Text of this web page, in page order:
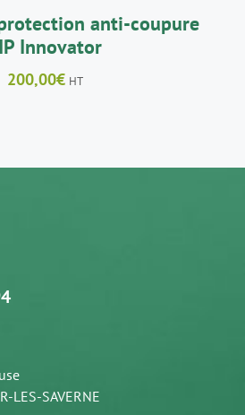
LA
PAGE
DU
anti-coupure
Innovator
200,00€ HT
LES-SAVERNE